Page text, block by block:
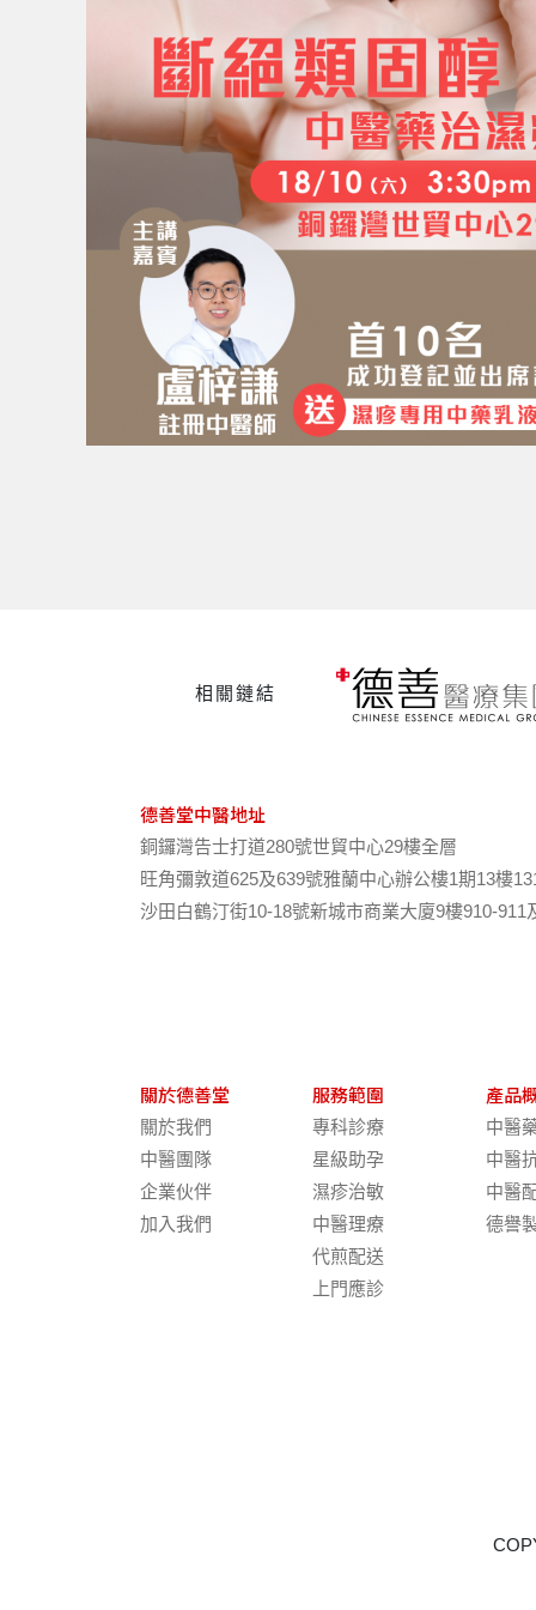
相關鏈結
德善堂中醫地址
銅鑼灣告士打道280號世貿中心29樓全層
旺角彌敦道625及639號雅蘭中心辦公樓1期13樓
沙田白鶴汀街10-18號新城市商業大廈9樓910-911
關於德善堂
關於我們
中醫團隊
企業伙伴
加入我們
服務範圍
專科診療
星級助孕
濕疹治敏
中醫理療
代煎配送
上門應診
產品
中醫
中醫
中醫
德譽